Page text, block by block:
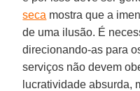
seca mostra que a
de uma ilusão. É
direcionando-as para
serviços não devem
lucratividade absurda,